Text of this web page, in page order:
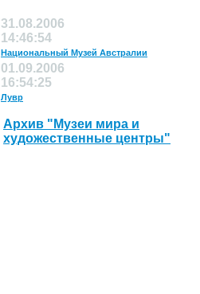
31.08.2006
14:46:54
Национальный Музей Австралии
01.09.2006
16:54:25
Лувр
Архив "Музеи мира и
художественные центры"